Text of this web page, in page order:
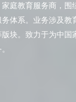
庭教育服务商，
体系。业务涉及
块。致力于为中